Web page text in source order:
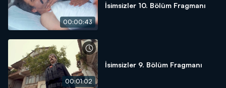
00:00:43
İsimsizler 10. Bölüm Fragmanı
00:01:02
İsimsizler 9. Bölüm Fragmanı